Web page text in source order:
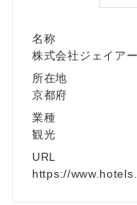
名称
株式会社ジェイア
所在地
京都府
業種
観光
URL
https://